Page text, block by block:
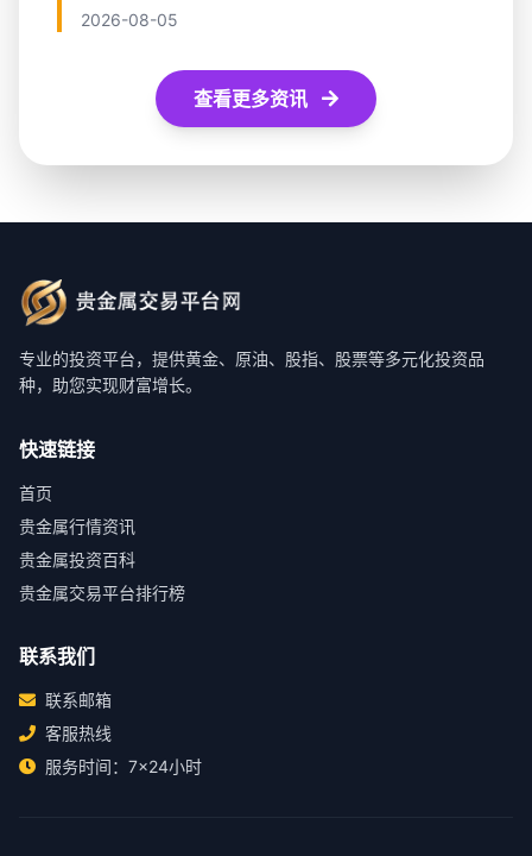
2026-08-05
查看更多资讯
专业的投资平台，提供黄金、原油、股指、股票等多元化投资品
种，助您实现财富增长。
快速链接
首页
贵金属行情资讯
贵金属投资百科
贵金属交易平台排行榜
联系我们
联系邮箱
客服热线
服务时间：7×24小时